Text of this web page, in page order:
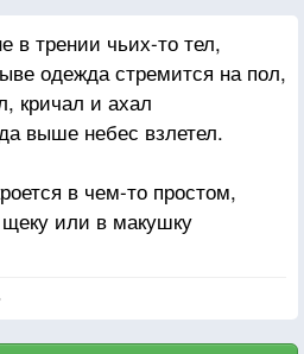
любимые руки
в порыве любви.
сторонние звуки
вишни твои.
ночной тишиной.
все к переменам,
какой-то родной.
в трении чьих-то тел,
одежда стремится на пол,
кричал и ахал
выше небес взлетел.
в чем-то простом,
или в макушку
одну раскладушку,
ночью — она по утрам,